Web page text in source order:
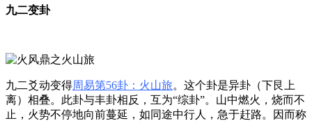
九二变卦
九二爻动变得周易第56卦：火山旅。这个卦是异卦（下艮上
离）相叠。此卦与丰卦相反，互为“综卦”。山中燃火，烧而不
止，火势不停地向前蔓延，如同途中行人，急于赶路。因而称